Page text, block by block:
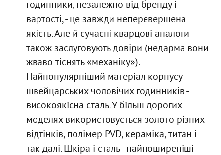
годинники, незалежно від бренду і
вартості, - це завжди неперевершена
якість. Але й сучасні кварцові аналоги
також заслуговують довіри (недарма вони
жваво тіснять «механіку»).
Найпопулярніший матеріал корпусу
швейцарських чоловічих годинників -
високоякісна сталь. У більш дорогих
моделях використовується золото різних
відтінків, полімер PVD, кераміка, титан і
так далі. Шкіра і сталь - найпоширеніші